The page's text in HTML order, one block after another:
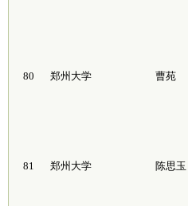
80 郑州大学 曹苑
81 郑州大学 陈思玉